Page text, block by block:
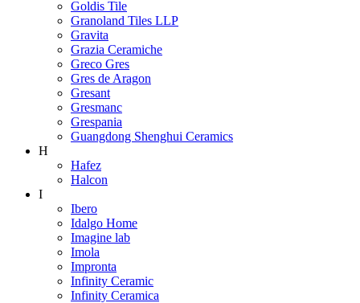
Goldis Tile
Granoland Tiles LLP
Gravita
Grazia Ceramiche
Greco Gres
Gres de Aragon
Gresant
Gresmanc
Grespania
Guangdong Shenghui Ceramics
H
Hafez
Halcon
I
Ibero
Idalgo Home
Imagine lab
Imola
Impronta
Infinity Ceramic
Infinity Ceramica